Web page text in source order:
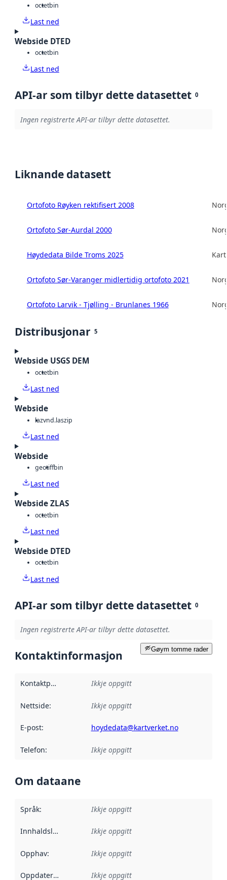
octetbin
Last ned
Webside DTED
octetbin
Last ned
API-ar som tilbyr dette datasettet 0
Ingen registrerte API-ar tilbyr dette datasettet.
Liknande datasett
Ortofoto Røyken rektifisert 2008
Ortofoto Sør-Aurdal 2000
Høydedata Bilde Troms 2025
Ortofoto Sør-Varanger midlertidig ortofoto 2021
Ortofoto Larvik - Tjølling - Brunlanes 1966
Distribusjonar 5
Webside USGS DEM
octetbin
Last ned
Webside
lazvnd.laszip
Last ned
Webside
geotiffbin
Last ned
Webside ZLAS
octetbin
Last ned
Webside DTED
octetbin
Last ned
API-ar som tilbyr dette datasettet 0
Ingen registrerte API-ar tilbyr dette datasettet.
Gøym tomme rader
Kontaktinformasjon
Kontaktpunkt Ikkje oppgitt
Nettside: Ikkje oppgitt
E-post: hoydedata@kartverket.no
Telefon: Ikkje oppgitt
Om dataane
Språk: Ikkje oppgitt
Innhaldsleverandørar :
Ikkje oppgitt
Opphav: Ikkje oppgitt
Oppdateringsfrekvens :
Ikkje oppgitt